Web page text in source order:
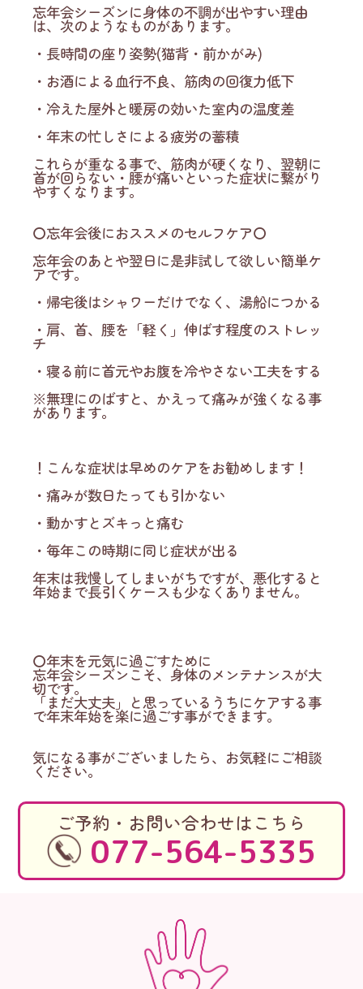
忘年会シーズンに身体の不調が出やすい理由
は、次のようなものがあります。
・長時間の座り姿勢(猫背・前かがみ)
・お酒による血行不良、筋肉の回復力低下
・冷えた屋外と暖房の効いた室内の温度差
・年末の忙しさによる疲労の蓄積
これらが重なる事で、筋肉が硬くなり、翌朝に
首が回らない・腰が痛いといった症状に繋がり
やすくなります。
〇忘年会後におススメのセルフケア〇
忘年会のあとや翌日に是非試して欲しい簡単ケ
アです。
・帰宅後はシャワーだけでなく、湯船につかる
・肩、首、腰を「軽く」伸ばす程度のストレッ
チ
・寝る前に首元やお腹を冷やさない工夫をする
※無理にのばすと、かえって痛みが強くなる事
があります。
！こんな症状は早めのケアをお勧めします！
・痛みが数日たっても引かない
・動かすとズキっと痛む
・毎年この時期に同じ症状が出る
年末は我慢してしまいがちですが、悪化すると
年始まで長引くケースも少なくありません。
〇年末を元気に過ごすために
忘年会シーズンこそ、身体のメンテナンスが大
切です。
「まだ大丈夫」と思っているうちにケアする事
で年末年始を楽に過ごす事ができます。
気になる事がございましたら、お気軽にご相談
ください。
ご予約・お問い合わせはこちら
077-564-5335